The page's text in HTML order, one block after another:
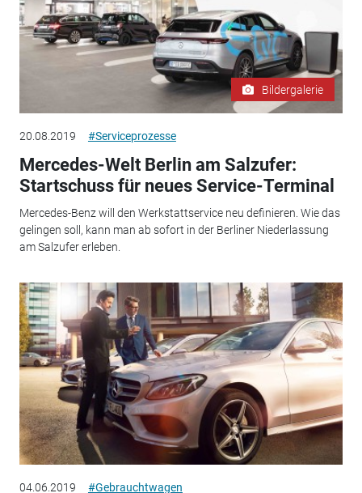
Bildergalerie
20.08.2019 #Serviceprozesse
Mercedes-Welt Berlin am Salzufer:
Startschuss für neues Service-Terminal
Mercedes-Benz will den Werkstattservice neu definieren. Wie das
gelingen soll, kann man ab sofort in der Berliner Niederlassung
am Salzufer erleben.
04.06.2019 #Gebrauchtwagen